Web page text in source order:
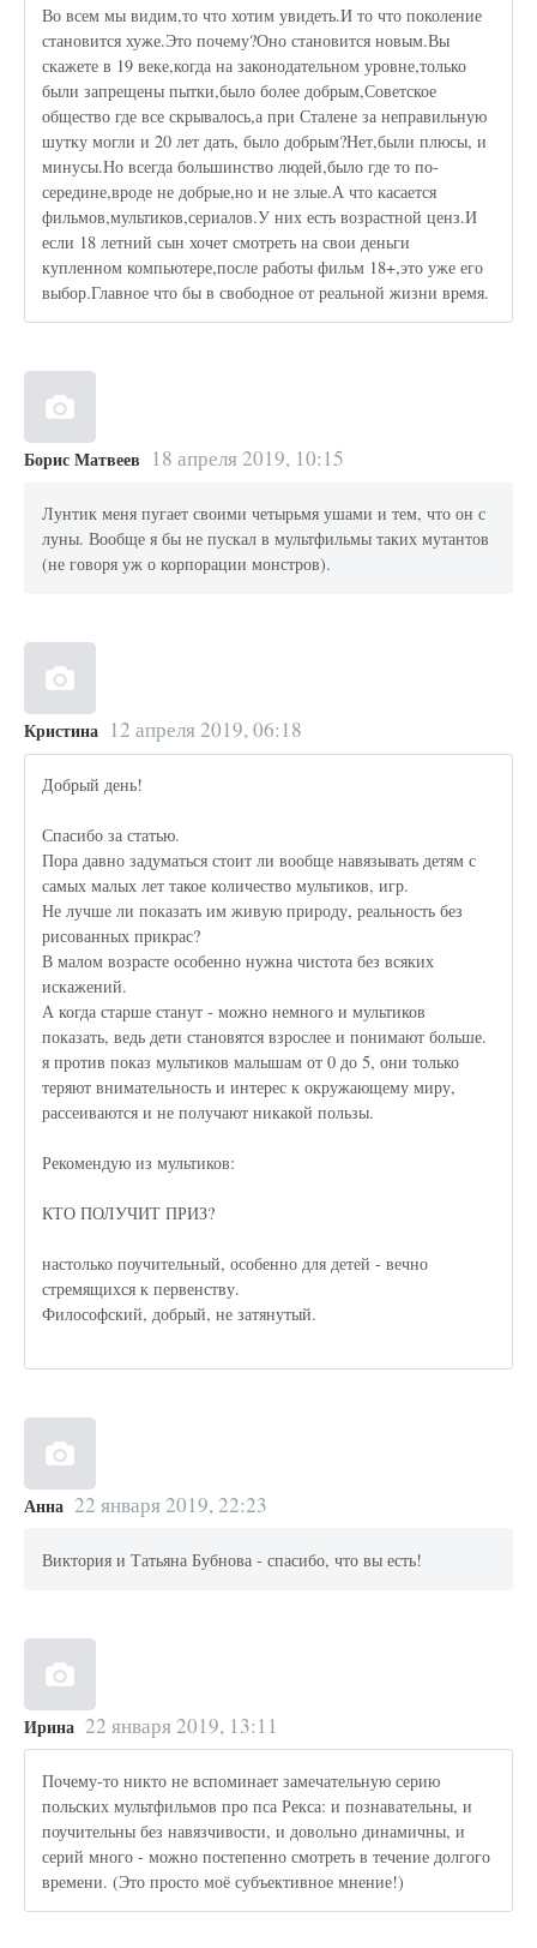
Во всем мы видим,то что хотим увидеть.И то что поколение
становится хуже.Это почему?Оно становится новым.Вы
скажете в 19 веке,когда на законодательном уровне,только
были запрещены пытки,было более добрым,Советское
общество где все скрывалось,а при Сталене за неправильную
шутку могли и 20 лет дать, было добрым?Нет,были плюсы, и
минусы.Но всегда большинство людей,было где то по-
середине,вроде не добрые,но и не злые.А что касается
фильмов,мультиков,сериалов.У них есть возрастной ценз.И
если 18 летний сын хочет смотреть на свои деньги
купленном компьютере,после работы фильм 18+,это уже его
выбор.Главное что бы в свободное от реальной жизни время.
Борис Матвеев 18 апреля 2019, 10:15
Лунтик меня пугает своими четырьмя ушами и тем, что он с
луны. Вообще я бы не пускал в мультфильмы таких мутантов
(не говоря уж о корпорации монстров).
Кристина 12 апреля 2019, 06:18
Добрый день!
Спасибо за статью.
Пора давно задуматься стоит ли вообще навязывать детям с
самых малых лет такое количество мультиков, игр.
Не лучше ли показать им живую природу, реальность без
рисованных прикрас?
В малом возрасте особенно нужна чистота без всяких
искажений.
А когда старше станут - можно немного и мультиков
показать, ведь дети становятся взрослее и понимают больше.
я против показ мультиков малышам от 0 до 5, они только
теряют внимательность и интерес к окружающему миру,
рассеиваются и не получают никакой пользы.
Рекомендую из мультиков:
КТО ПОЛУЧИТ ПРИЗ?
настолько поучительный, особенно для детей - вечно
стремящихся к первенству.
Философский, добрый, не затянутый.
Анна 22 января 2019, 22:23
Виктория и Татьяна Бубнова - спасибо, что вы есть!
Ирина 22 января 2019, 13:11
Почему-то никто не вспоминает замечательную серию
польских мультфильмов про пса Рекса: и познавательны, и
поучительны без навязчивости, и довольно динамичны, и
серий много - можно постепенно смотреть в течение долгого
времени. (Это просто моё субъективное мнение!)